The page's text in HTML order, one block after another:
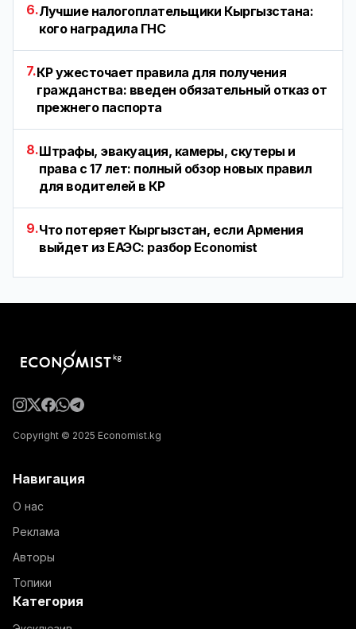
6.Лучшие налогоплательщики Кыргызстана:
кого наградила ГНС
7.КР ужесточает правила для получения
гражданства: введен обязательный отказ от
прежнего паспорта
8.Штрафы, эвакуация, камеры, скутеры и
права с 17 лет: полный обзор новых правил
для водителей в КР
9.Что потеряет Кыргызстан, если Армения
выйдет из ЕАЭС: разбор Economist
Copyright © 2025 Economist.kg
Навигация
О нас
Реклама
Авторы
Топики
Категория